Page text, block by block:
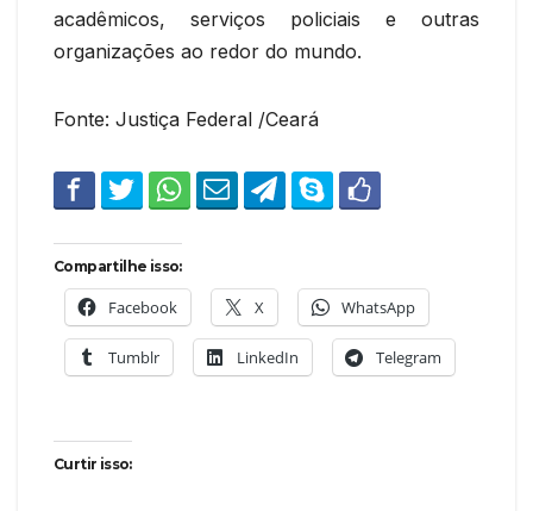
acadêmicos, serviços policiais e outras
organizações ao redor do mundo.
Fonte: Justiça Federal /Ceará
Compartilhe isso:
Facebook X WhatsApp
Tumblr LinkedIn Telegram
Curtir isso: